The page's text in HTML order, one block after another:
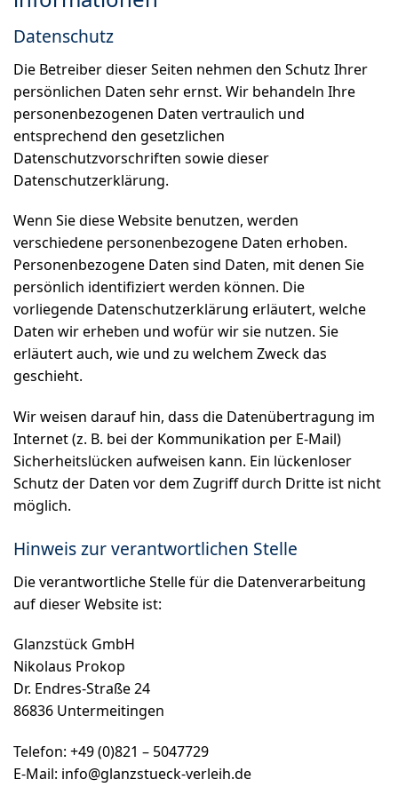
Datenschutz
Die Betreiber dieser Seiten nehmen den Schutz Ihrer
persönlichen Daten sehr ernst. Wir behandeln Ihre
personenbezogenen Daten vertraulich und
entsprechend den gesetzlichen
Datenschutzvorschriften sowie dieser
Datenschutzerklärung.
Wenn Sie diese Website benutzen, werden
verschiedene personenbezogene Daten erhoben.
Personenbezogene Daten sind Daten, mit denen Sie
persönlich identifiziert werden können. Die
vorliegende Datenschutzerklärung erläutert, welche
Daten wir erheben und wofür wir sie nutzen. Sie
erläutert auch, wie und zu welchem Zweck das
geschieht.
Wir weisen darauf hin, dass die Datenübertragung im
Internet (z. B. bei der Kommunikation per E-Mail)
Sicherheitslücken aufweisen kann. Ein lückenloser
Schutz der Daten vor dem Zugriff durch Dritte ist nicht
möglich.
Hinweis zur verantwortlichen Stelle
Die verantwortliche Stelle für die Datenverarbeitung
auf dieser Website ist:
Glanzstück GmbH
Nikolaus Prokop
Dr. Endres-Straße 24
86836 Untermeitingen
Telefon: +49 (0)821 – 5047729
E-Mail: info@glanzstueck-verleih.de